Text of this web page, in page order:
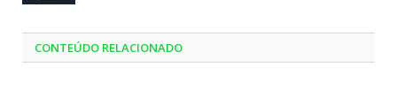
CONTEÚDO RELACIONADO